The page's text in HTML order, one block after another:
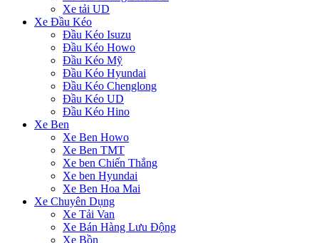
Xe tải UD
Xe Đầu Kéo
Đầu Kéo Isuzu
Đầu Kéo Howo
Đầu Kéo Mỹ
Đầu Kéo Hyundai
Đầu Kéo Chenglong
Đầu Kéo UD
Đầu Kéo Hino
Xe Ben
Xe Ben Howo
Xe Ben TMT
Xe ben Chiến Thắng
Xe ben Hyundai
Xe Ben Hoa Mai
Xe Chuyên Dụng
Xe Tải Van
Xe Bán Hàng Lưu Động
Xe Bồn